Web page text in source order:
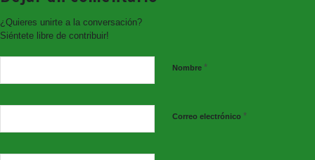
Venta de entradas en taquilla
jueves y viernes de 11:30 a 13:30h.;
También enwww.giglon.com
¿Quieres unirte a la conversación?
Siéntete libre de contribuir!
Nombre *
Correo electrónico *